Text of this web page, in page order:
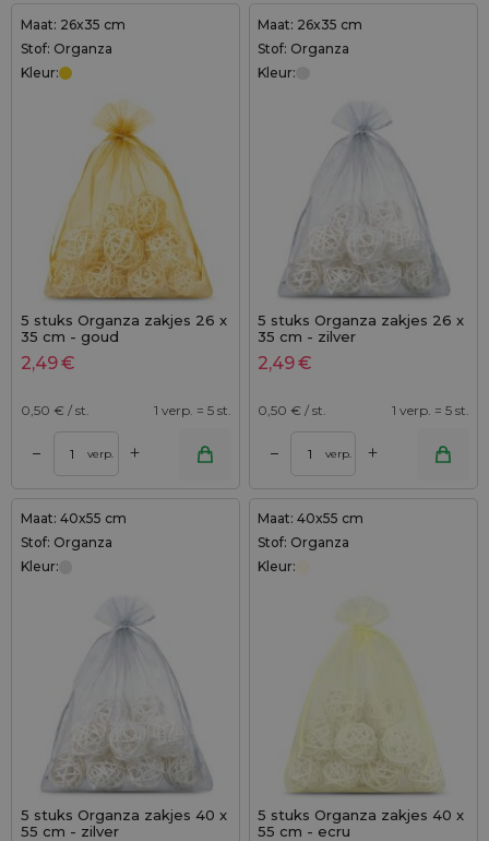
Maat: 26x35 cm
Stof: Organza
Kleur:
5 stuks Organza zakjes 26 x
35 cm - goud
2,49€
0,50 € / st. 1 verp. = 5 st.
– verp. +
Maat: 26x35 cm
Stof: Organza
Kleur:
5 stuks Organza zakjes 26 x
35 cm - zilver
2,49€
0,50 € / st. 1 verp. = 5 st.
– verp. +
Maat: 40x55 cm
Stof: Organza
Kleur:
5 stuks Organza zakjes 40 x
55 cm - zilver
Maat: 40x55 cm
Stof: Organza
Kleur:
5 stuks Organza zakjes 40 x
55 cm - ecru